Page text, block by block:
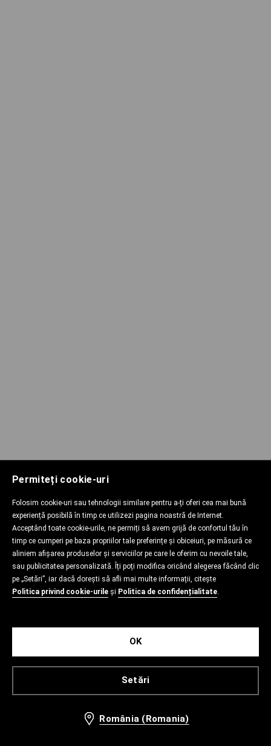
Permiteți cookie-uri
Folosim cookie-uri sau tehnologii similare pentru a-ți oferi cea mai bună
experiență posibilă în timp ce utilizezi pagina noastră de Internet.
Acceptând toate cookie-urile, ne permiți să avem grijă de confortul tău în
timp ce cumperi pe baza propriilor tale preferințe și obiceiuri, pe măsură ce
aliniem afișarea produselor și serviciilor pe care le oferim cu nevoile tale,
sau publicitatea personalizată. Îți poți modifica oricând alegerea făcând clic
pe „Setări”, iar dacă dorești să afli mai multe informații, citește
Politica privind cookie-urile și Politica de confidențialitate.
Setări
OK
România (Romania)